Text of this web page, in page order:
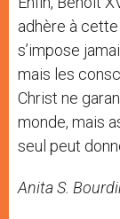
adhère à
s’impose
mais les
Christ ne
monde, mais
seul peut
Anita S.